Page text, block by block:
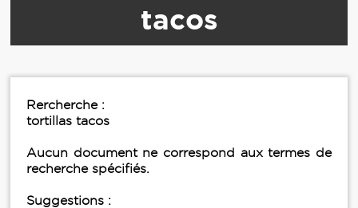
tacos
Rercherche :
tortillas tacos
Aucun document ne correspond aux termes de
recherche spécifiés.
Suggestions :